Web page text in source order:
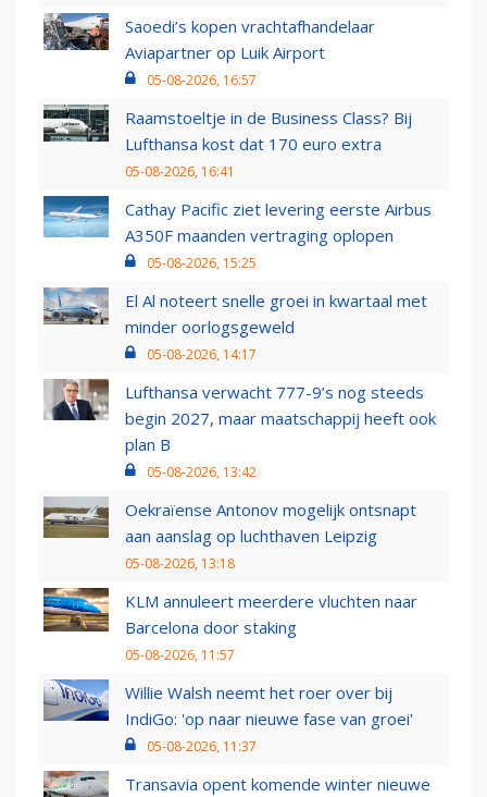
Saoedi’s kopen vrachtafhandelaar
Aviapartner op Luik Airport
05-08-2026, 16:57
Raamstoeltje in de Business Class? Bij
Lufthansa kost dat 170 euro extra
05-08-2026, 16:41
Cathay Pacific ziet levering eerste Airbus
A350F maanden vertraging oplopen
05-08-2026, 15:25
El Al noteert snelle groei in kwartaal met
minder oorlogsgeweld
05-08-2026, 14:17
Lufthansa verwacht 777-9’s nog steeds
begin 2027, maar maatschappij heeft ook
plan B
05-08-2026, 13:42
Oekraïense Antonov mogelijk ontsnapt
aan aanslag op luchthaven Leipzig
05-08-2026, 13:18
KLM annuleert meerdere vluchten naar
Barcelona door staking
05-08-2026, 11:57
Willie Walsh neemt het roer over bij
IndiGo: 'op naar nieuwe fase van groei'
05-08-2026, 11:37
Transavia opent komende winter nieuwe